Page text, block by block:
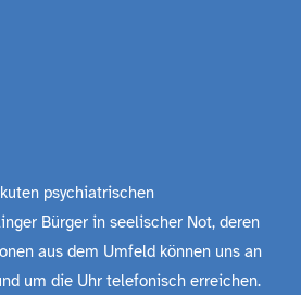
psychiatrischen
Bürger in seelischer Not, deren
aus dem Umfeld können uns an
um die Uhr telefonisch erreichen.